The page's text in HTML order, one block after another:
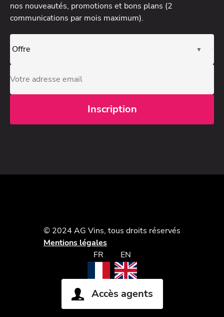
nos nouveautés, promotions et bons plans (2
communications par mois maximum).
© 2024 AG Vins, tous droits réservés
Mentions légales
FR
EN
Accès agents